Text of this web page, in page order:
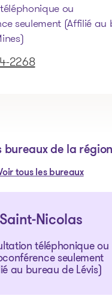
SMS 1 514 878-0888
ou
seulement (Affilié au
2268
bureaux de la région
tous les bureaux
Saint-Nicolas
téléphonique ou
seulement
au bureau de Lévis)